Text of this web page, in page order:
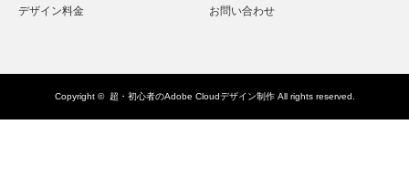
デザイン料金
お問い合わせ
Copyright © 超・初心者のAdobe Cloudデザイン制作All rights reserved.